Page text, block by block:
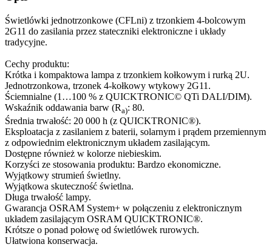
Świetlówki jednotrzonkowe (CFLni) z trzonkiem 4-bolcowym
2G11 do zasilania przez stateczniki elektroniczne i układy
tradycyjne.
Cechy produktu:
Krótka i kompaktowa lampa z trzonkiem kołkowym i rurką 2U.
Jednotrzonkowa, trzonek 4-kołkowy wtykowy 2G11.
Ściemnialne (1…100 % z QUICKTRONIC© QTi DALI/DIM).
Wskaźnik oddawania barw (Ra): 80.
Średnia trwałość: 20 000 h (z QUICKTRONIC®).
Eksploatacja z zasilaniem z baterii, solarnym i prądem przemiennym
z odpowiednim elektronicznym układem zasilającym.
Dostępne również w kolorze niebieskim.
Korzyści ze stosowania produktu: Bardzo ekonomiczne.
Wyjątkowy strumień świetlny.
Wyjątkowa skuteczność świetlna.
Długa trwałość lampy.
Gwarancja OSRAM System+ w połączeniu z elektronicznym
układem zasilającym OSRAM QUICKTRONIC®.
Krótsze o ponad połowę od świetlówek rurowych.
Ułatwiona konserwacja.